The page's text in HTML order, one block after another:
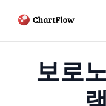
보로